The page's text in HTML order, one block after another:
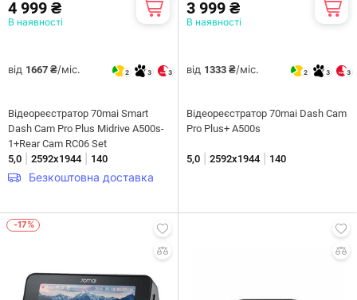
4 999 ₴
В наявності
від 1667 ₴/міс. 2 3 3
Відеореєстратор 70mai Smart
Dash Cam Pro Plus Midrive A500s-
1+Rear Cam RC06 Set
5,0
2592х1944 140
Безкоштовна доставка
3 999 ₴
В наявності
від 1333 ₴/міс. 2 3 3
Відеореєстратор 70mai Dash Cam
Pro Plus+ A500s
5,0 2592х1944 140
-17%